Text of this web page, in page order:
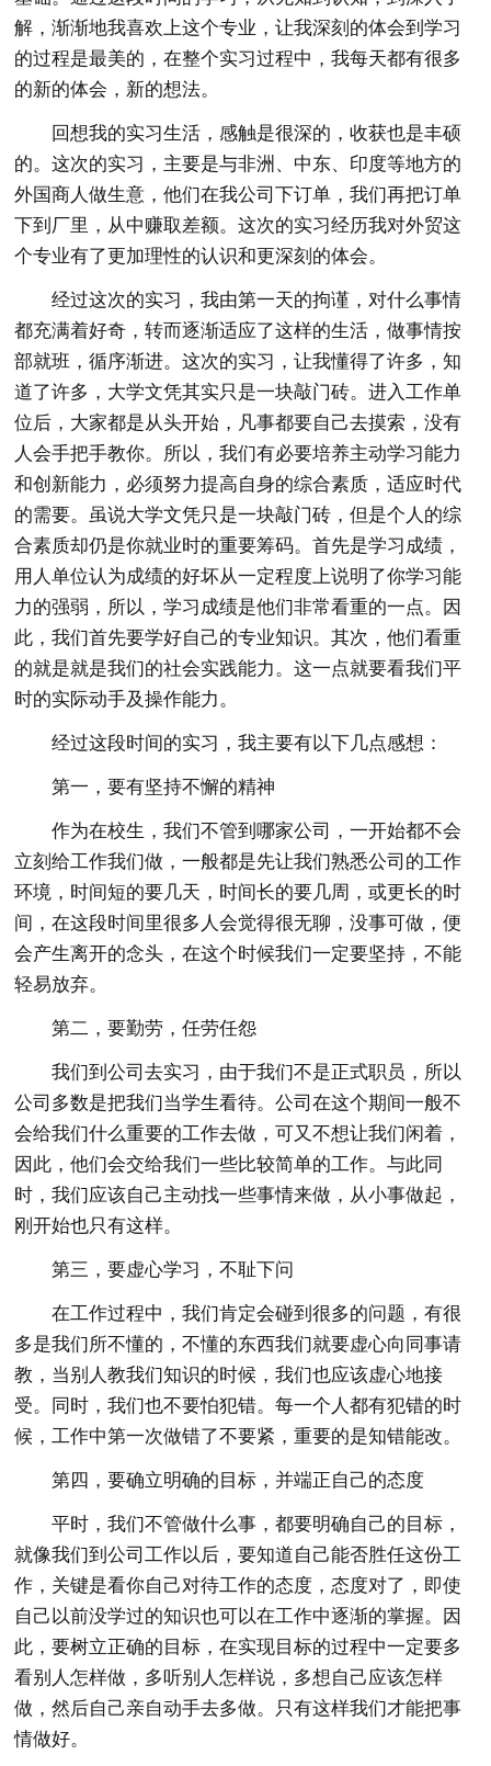
解，渐渐地我喜欢上这个专业，让我深刻的体会到学习
的过程是最美的，在整个实习过程中，我每天都有很多
的新的体会，新的想法。
回想我的实习生活，感触是很深的，收获也是丰硕
的。这次的实习，主要是与非洲、中东、印度等地方的
外国商人做生意，他们在我公司下订单，我们再把订单
下到厂里，从中赚取差额。这次的实习经历我对外贸这
个专业有了更加理性的认识和更深刻的体会。
经过这次的实习，我由第一天的拘谨，对什么事情
都充满着好奇，转而逐渐适应了这样的生活，做事情按
部就班，循序渐进。这次的实习，让我懂得了许多，知
道了许多，大学文凭其实只是一块敲门砖。进入工作单
位后，大家都是从头开始，凡事都要自己去摸索，没有
人会手把手教你。所以，我们有必要培养主动学习能力
和创新能力，必须努力提高自身的综合素质，适应时代
的需要。虽说大学文凭只是一块敲门砖，但是个人的综
合素质却仍是你就业时的重要筹码。首先是学习成绩，
用人单位认为成绩的好坏从一定程度上说明了你学习能
力的强弱，所以，学习成绩是他们非常看重的一点。因
此，我们首先要学好自己的专业知识。其次，他们看重
的就是就是我们的社会实践能力。这一点就要看我们平
时的实际动手及操作能力。
经过这段时间的实习，我主要有以下几点感想：
第一，要有坚持不懈的精神
作为在校生，我们不管到哪家公司，一开始都不会
立刻给工作我们做，一般都是先让我们熟悉公司的工作
环境，时间短的要几天，时间长的要几周，或更长的时
间，在这段时间里很多人会觉得很无聊，没事可做，便
会产生离开的念头，在这个时候我们一定要坚持，不能
轻易放弃。
第二，要勤劳，任劳任怨
我们到公司去实习，由于我们不是正式职员，所以
公司多数是把我们当学生看待。公司在这个期间一般不
会给我们什么重要的工作去做，可又不想让我们闲着，
因此，他们会交给我们一些比较简单的工作。与此同
时，我们应该自己主动找一些事情来做，从小事做起，
刚开始也只有这样。
第三，要虚心学习，不耻下问
在工作过程中，我们肯定会碰到很多的问题，有很
多是我们所不懂的，不懂的东西我们就要虚心向同事请
教，当别人教我们知识的时候，我们也应该虚心地接
受。同时，我们也不要怕犯错。每一个人都有犯错的时
候，工作中第一次做错了不要紧，重要的是知错能改。
第四，要确立明确的目标，并端正自己的态度
平时，我们不管做什么事，都要明确自己的目标，
就像我们到公司工作以后，要知道自己能否胜任这份工
作，关键是看你自己对待工作的态度，态度对了，即使
自己以前没学过的知识也可以在工作中逐渐的掌握。因
此，要树立正确的目标，在实现目标的过程中一定要多
看别人怎样做，多听别人怎样说，多想自己应该怎样
做，然后自己亲自动手去多做。只有这样我们才能把事
情做好。